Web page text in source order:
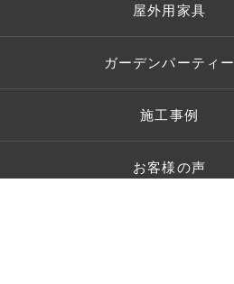
屋外用家具
ガーデンパーティー
施工事例
お客様の声